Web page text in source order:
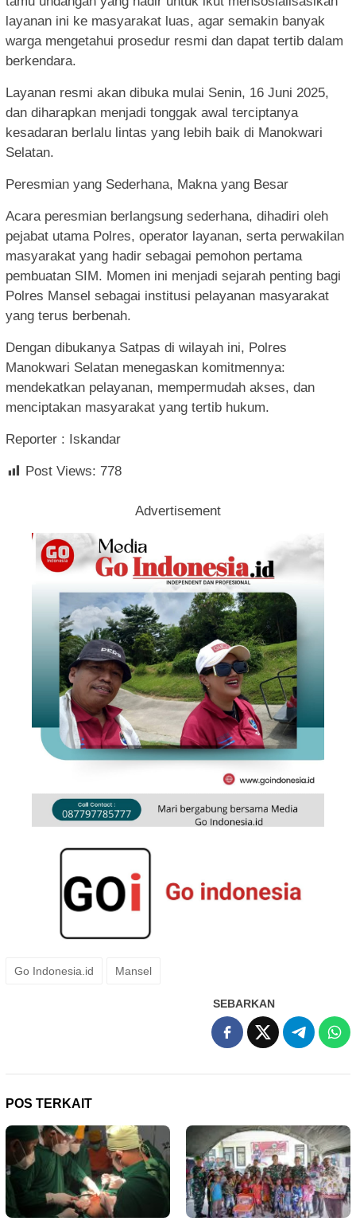
layanan ini ke masyarakat luas, agar semakin banyak
warga mengetahui prosedur resmi dan dapat tertib dalam
berkendara.
Layanan resmi akan dibuka mulai Senin, 16 Juni 2025,
dan diharapkan menjadi tonggak awal terciptanya
kesadaran berlalu lintas yang lebih baik di Manokwari
Selatan.
Peresmian yang Sederhana, Makna yang Besar
Acara peresmian berlangsung sederhana, dihadiri oleh
pejabat utama Polres, operator layanan, serta perwakilan
masyarakat yang hadir sebagai pemohon pertama
pembuatan SIM. Momen ini menjadi sejarah penting bagi
Polres Mansel sebagai institusi pelayanan masyarakat
yang terus berbenah.
Dengan dibukanya Satpas di wilayah ini, Polres
Manokwari Selatan menegaskan komitmennya:
mendekatkan pelayanan, mempermudah akses, dan
menciptakan masyarakat yang tertib hukum.
Reporter : Iskandar
Post Views: 778
Advertisement
Go Indonesia.id Mansel
SEBARKAN
POS TERKAIT